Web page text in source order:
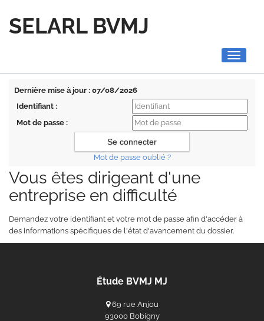
SELARL BVMJ
Toggle
Dernière mise à jour : 07/08/2026
Identifiant :
Mot de passe :
Mot de passe oublié ?
Vous êtes dirigeant d'une
entreprise en difficulté
Demandez votre identifiant et votre mot de passe afin d'accéder à
des informations spécifiques de l'état d'avancement du dossier.
Étude BVMJ MJ
69 rue Anjou
93000 Bobigny